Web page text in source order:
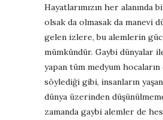
Hayatlarımızın her alanında
olsak da olmasak da manevi
gelen izlere, bu alemlerin
mümkündür. Gaybi dünyalar
yapan tüm medyum hocaların
söylediği gibi, insanların
dünya üzerinden
zamanda gaybi alemler de